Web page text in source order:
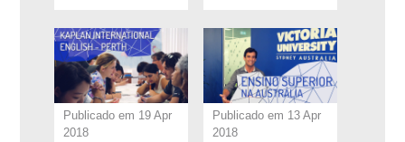
Publicado em 19 Apr
2018
Publicado em 13 Apr
2018